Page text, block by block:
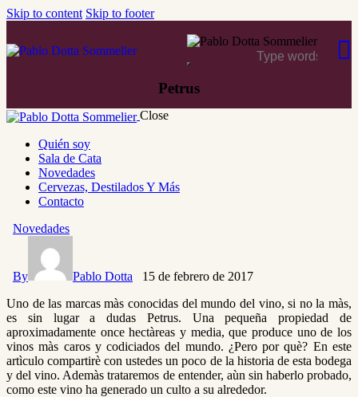
Skip to content Skip to footer
Petrus
Close
Quién soy
Sala de Cata
Novedades
Cervezas, Destilados Y Más
Contacto
Novedades
By Pablo Dotta
15 de febrero de 2017
Uno de las marcas màs conocidas del mundo del vino, si no la màs,
es sin lugar a dudas Petrus. Una pequeña propiedad de
aproximadamente once hectàreas y media, que produce uno de los
vinos màs caros y codiciados del mundo. ¿Pero por què? En este
artìculo compartirè con ustedes un poco de la historia de esta bodega
y del vino. Ademàs trataremos de entender, aùn sin haberlo probado,
como este vino ha generado un culto a su alrededor.